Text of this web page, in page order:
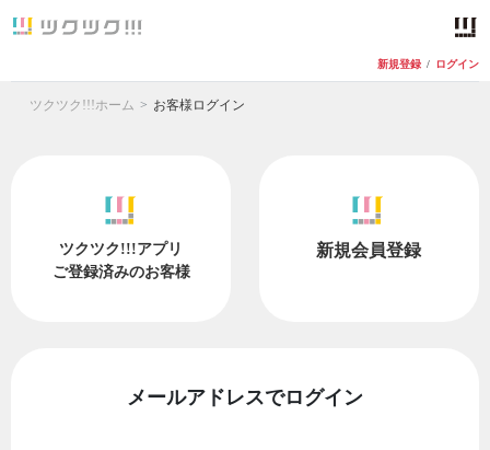
新規登録 / ログイン
ツクツク!!!ホーム お客様ログイン
ツクツク!!!アプリ
ご登録済みのお客様
新規会員登録
メールアドレスでログイン